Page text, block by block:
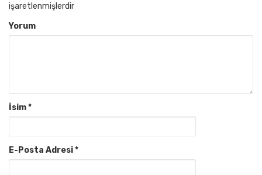
işaretlenmişlerdir
Yorum
İsim*
E-Posta Adresi*